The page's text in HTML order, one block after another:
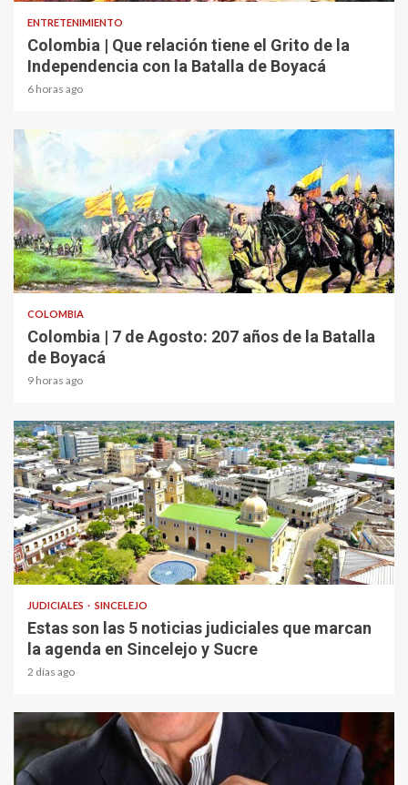
ENTRETENIMIENTO
Colombia | Que relación tiene el Grito de la
Independencia con la Batalla de Boyacá
6 horas ago
2 min read
COLOMBIA
Colombia | 7 de Agosto: 207 años de la Batalla
de Boyacá
9 horas ago
1 min read
JUDICIALES SINCELEJO
Estas son las 5 noticias judiciales que marcan
la agenda en Sincelejo y Sucre
2 días ago